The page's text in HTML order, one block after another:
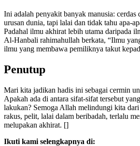
Ini adalah penyakit banyak manusia: cerdas
urusan dunia, tapi lalai dan tidak tahu apa-
Padahal ilmu akhirat lebih utama daripada
Al-Hanbali rahimahullah berkata, “Ilmu
ilmu yang membawa pemiliknya takut
Penutup
Mari kita jadikan hadis ini sebagai cermin
Apakah ada di antara sifat-sifat tersebut
lakukan? Semoga Allah melindungi kita
rakus, pelit, lalai dalam beribadah, terlalu
melupakan akhirat. []
Ikuti kami selengkapnya di: